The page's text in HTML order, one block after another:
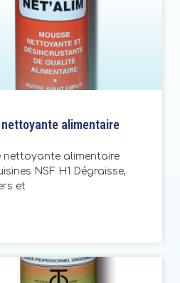
nettoyante alimentaire
nettoyante alimentaire
NSF H1 Dégraisse,
et